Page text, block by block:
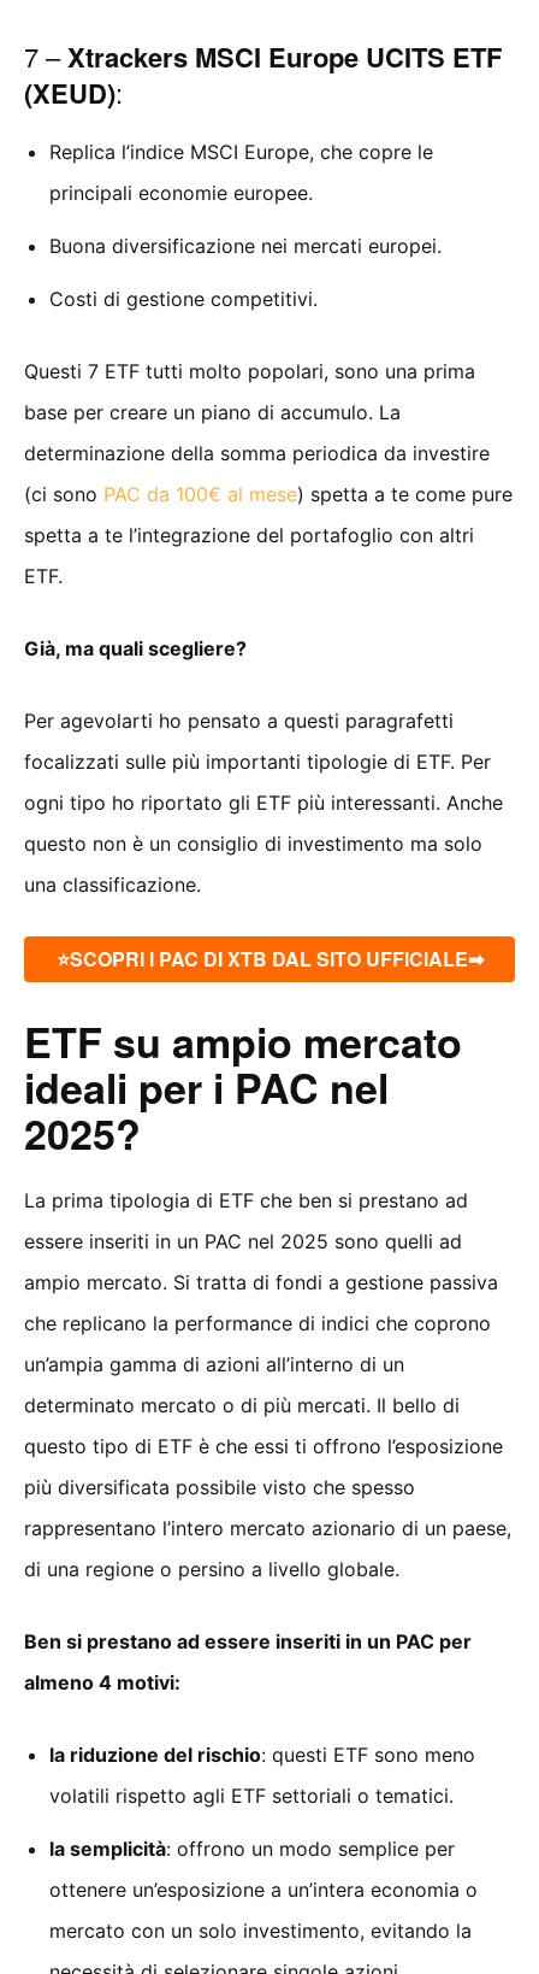
7 –Xtrackers MSCI Europe UCITS ETF
(XEUD):
Replica l’indice MSCI Europe, che copre le
principali economie europee.
Buona diversificazione nei mercati europei.
Costi di gestione competitivi.
Questi 7 ETF tutti molto popolari, sono una prima
base per creare un piano di accumulo. La
determinazione della somma periodica da investire
(ci sono PAC da 100€ al mese) spetta a te come pure
spetta a te l’integrazione del portafoglio con altri
ETF.
Già, ma quali scegliere?
Per agevolarti ho pensato a questi paragrafetti
focalizzati sulle più importanti tipologie di ETF. Per
ogni tipo ho riportato gli ETF più interessanti. Anche
questo non è un consiglio di investimento ma solo
una classificazione.
⭐SCOPRI I PAC DI XTB DAL SITO UFFICIALE➡
ETF su ampio mercato
ideali per i PAC nel
2025?
La prima tipologia di ETF che ben si prestano ad
essere inseriti in un PAC nel 2025 sono quelli ad
ampio mercato. Si tratta di fondi a gestione passiva
che replicano la performance di indici che coprono
un’ampia gamma di azioni all’interno di un
determinato mercato o di più mercati. Il bello di
questo tipo di ETF è che essi ti offrono l’esposizione
più diversificata possibile visto che spesso
rappresentano l’intero mercato azionario di un paese,
di una regione o persino a livello globale.
Ben si prestano ad essere inseriti in un PAC per
almeno 4 motivi:
la riduzione del rischio: questi ETF sono meno
volatili rispetto agli ETF settoriali o tematici.
la semplicità: offrono un modo semplice per
ottenere un’esposizione a un’intera economia o
mercato con un solo investimento, evitando la